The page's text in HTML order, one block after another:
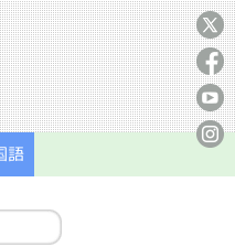
語
X